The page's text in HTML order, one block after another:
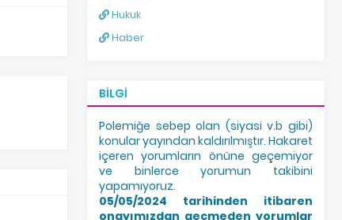
Hukuk
Haber
BILGI
Polemiğe sebep olan (siyasi v.b gibi)
konular yayından kaldırılmıştır. Hakaret
içeren yorumların önüne geçemiyor
ve binlerce yorumun takibini
yapamıyoruz.
05/05/2024 tarihinden itibaren
onayımızdan geçmeden yorumlar